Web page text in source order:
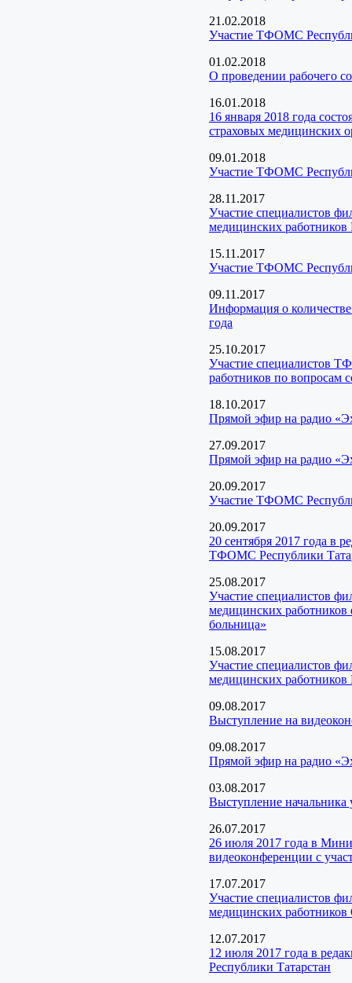
21.02.2018
Участие ТФОМС
01.02.2018
О проведении рабочего
16.01.2018
16 января 2018 года
страховых медицинских
09.01.2018
Участие ТФОМС
28.11.2017
Участие специалистов
медицинских работников
15.11.2017
Участие ТФОМС
09.11.2017
Информация о
года
25.10.2017
Участие специалистов
работников по вопросам
18.10.2017
Прямой эфир на радио
27.09.2017
Прямой эфир на радио
20.09.2017
Участие ТФОМС
20.09.2017
20 сентября 2017 года в
ТФОМС Республики
25.08.2017
Участие специалистов
медицинских работников
больница»
15.08.2017
Участие специалистов
медицинских работников
09.08.2017
Выступление на
09.08.2017
Прямой эфир на радио
03.08.2017
Выступление
26.07.2017
26 июля 2017 года в
видеоконференции с
17.07.2017
Участие специалистов
медицинских
12.07.2017
12 июля 2017 года в
Республики Татарстан